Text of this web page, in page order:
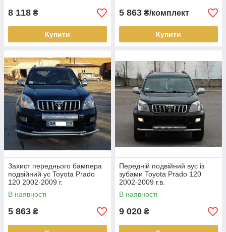
8 118 ₴
Купити
5 863 ₴/комплект
Купити
Захист переднього бампера
подвійний ус Toyota Prado
120 2002-2009 г.
В наявності
5 863 ₴
Передній подвійний вус із
зубами Toyota Prado 120
2002-2009 г.в.
В наявності
9 020 ₴